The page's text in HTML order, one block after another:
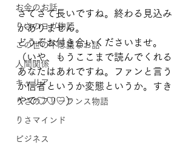
お金のお話
りさのヨガ物語
この世の不思議なお話
人間関係
キャリア
りさのフリーランス物語
りさマインド
ビジネス
さてさて長いですね。終わる見込み
がありません。
どうぞお付き合いくださいませ。
（いや、もうここまで読んでくれる
あなたはあれですね。ファンと言う
か信者というか変態というか。すき
やで♡♡♡）